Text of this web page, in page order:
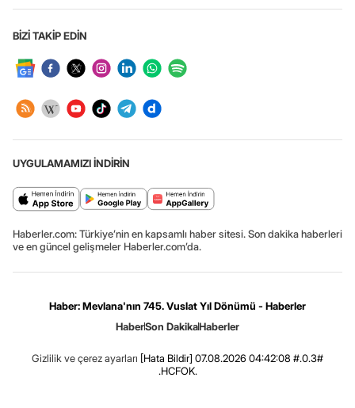
BİZİ TAKİP EDİN
UYGULAMAMIZI İNDİRİN
Haberler.com: Türkiye’nin en kapsamlı haber sitesi. Son dakika haberleri
ve en güncel gelişmeler Haberler.com’da.
Haber: Mevlana'nın 745. Vuslat Yıl Dönümü - Haberler
HaberSon DakikaHaberler
Gizlilik ve çerez ayarları [Hata Bildir] 07.08.2026 04:42:08 #.0.3#
.HCFOK.